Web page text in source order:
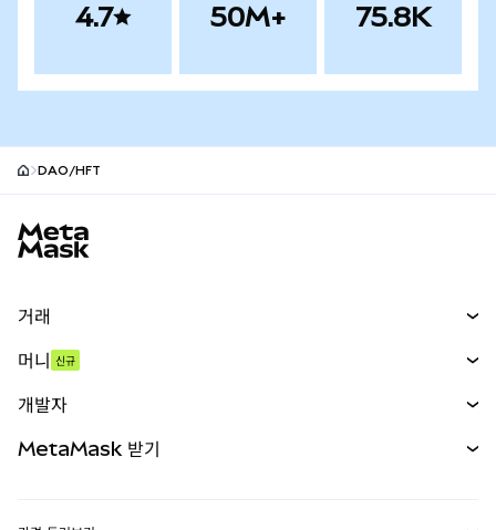
4.7 50M+ 75.8K
DAO/HFT
거래
무기한 선물
실물자산
머니 신규
개발자
MetaMask 받기